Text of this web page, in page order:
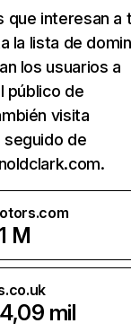
que interesan a
la lista de
los usuarios a
público de
visita
de
M
mil